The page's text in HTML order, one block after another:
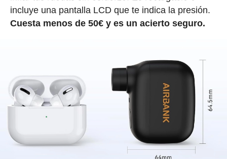
incluye una pantalla LCD que te indica la presión.
Cuesta menos de 50€ y es un acierto seguro.